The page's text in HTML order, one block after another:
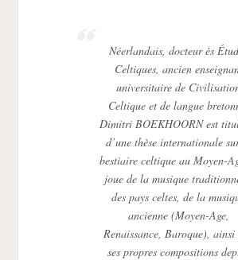
Néerlandais, docteur ès
Celtiques, ancien
universitaire de
Celtique et de langue
Dimitri BOEKHOORN est
d’une thèse internationale
bestiaire celtique au Moyen-
joue de la musique
des pays celtes, de la
ancienne (Moyen-Age,
Renaissance, Baroque), ainsi
ses propres compositions